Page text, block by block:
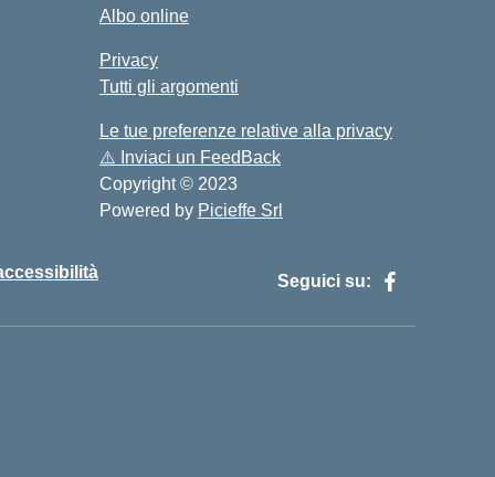
Albo online
Privacy
Tutti gli argomenti
Le tue preferenze relative alla privacy
⚠️ Inviaci un FeedBack
Copyright © 2023
Powered by Picieffe Srl
Seguici su: